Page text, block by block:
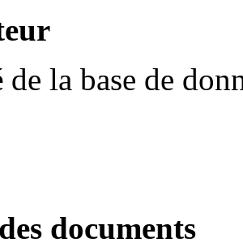
de la base de
documents